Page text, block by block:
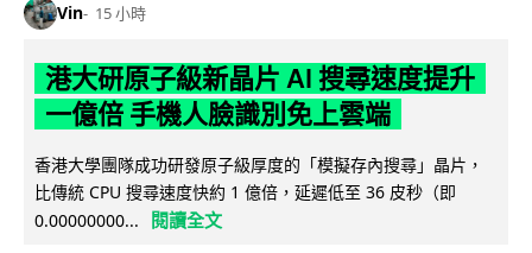
Vin 15 小時
港大研原子級新晶片 AI 搜尋速度提升
一億倍 手機人臉識別免上雲端
香港大學團隊成功研發原子級厚度的「模擬存內搜尋」晶片，
比傳統 CPU 搜尋速度快約 1 億倍，延遲低至 36 皮秒（即
0.00000000...
閱讀全文